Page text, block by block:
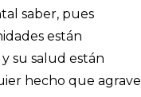
saber, pues
están
su salud están
hecho que agrave